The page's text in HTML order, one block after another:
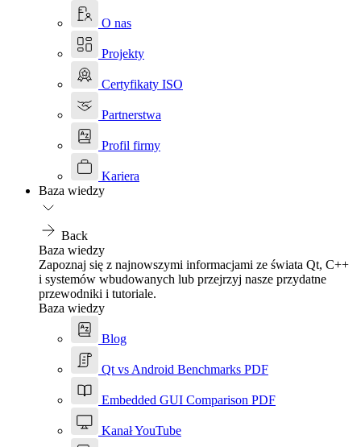
O nas
Projekty
Certyfikaty ISO
Partnerstwa
Profil firmy
Kariera
Baza wiedzy
Back
Baza wiedzy
Zapoznaj się z najnowszymi informacjami ze świata Qt, C++
i systemów wbudowanych lub przejrzyj nasze przydatne
przewodniki i tutoriale.
Baza wiedzy
Blog
Qt vs Android Benchmarks PDF
Embedded GUI Comparison PDF
Kanał YouTube